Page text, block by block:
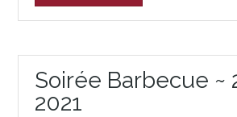
Soirée Barbecue ~
2021